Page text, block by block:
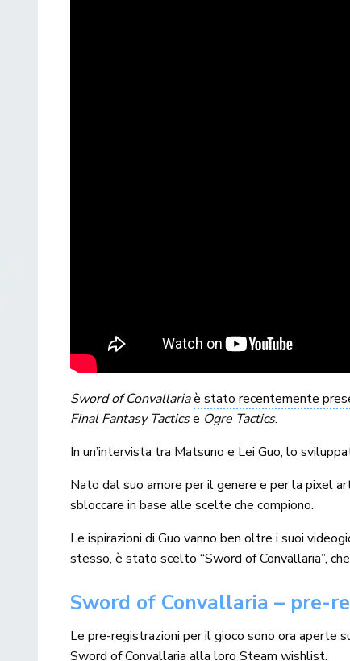
Sword of Convallariaè stato recentemente
Final Fantasy Tacticse Ogre Tactics.
In un’intervista tra Matsuno e Lei Guo, lo
Nato dal suo amore per il genere e per la pixel
sbloccare in base alle scelte che compiono.
Le ispirazioni di Guo vanno ben oltre i suoi
stesso, è stato scelto “Sword of Convallaria”,
Sword of Convallaria – pre-
Le pre-registrazioni per il gioco sono ora aperte
Sword of Convallaria alla loroSteam wishlist.